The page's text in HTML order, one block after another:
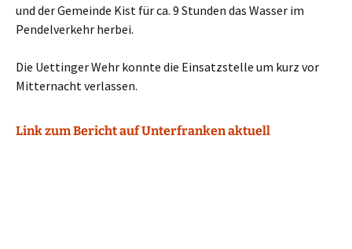
und der Gemeinde Kist für ca. 9 Stunden das Wasser im
Pendelverkehr herbei.
Die Uettinger Wehr konnte die Einsatzstelle um kurz vor
Mitternacht verlassen.
Link zum Bericht auf Unterfranken aktuell